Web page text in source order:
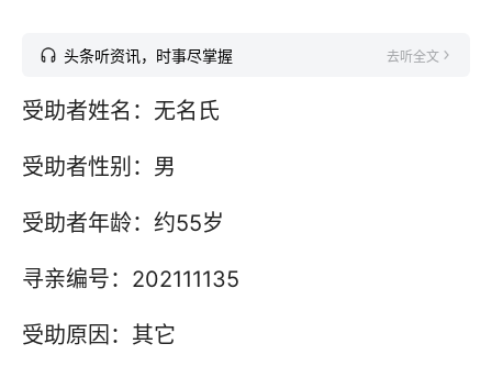
头条听资讯，时事尽掌握 去听全文
受助者姓名：无名氏
受助者性别：男
受助者年龄：约55岁
寻亲编号：202111135
受助原因：其它